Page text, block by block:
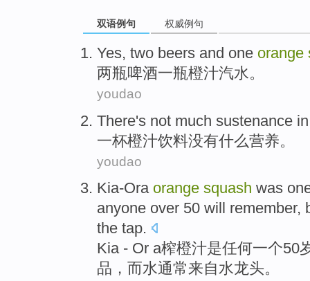
双语例句 权威例句
Yes, two beers and one orange
两瓶啤酒一瓶橙汁汽水。
youdao
There's not much sustenance
一杯橙汁饮料没有什么营养。
youdao
Kia-Ora orange squash was
anyone over 50 will remember,
the tap.
Kia - Or a榨橙汁是任何一个50
品 ， 而水通常来自水龙头。